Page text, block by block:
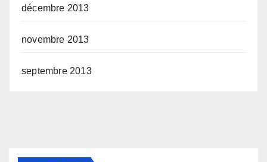
décembre 2013
novembre 2013
septembre 2013